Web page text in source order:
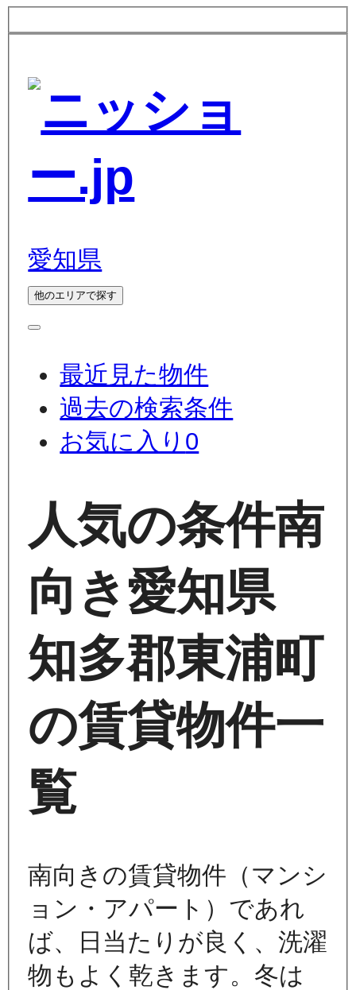
愛知県
他のエリアで探す
最近見た物件
過去の検索条件
お気に入り 0
人気の条件南
向き愛知県
知多郡東浦町
の賃貸物件一
覧
南向きの賃貸物件（マンシ
ョン・アパート）であれ
ば、日当たりが良く、洗濯
物もよく乾きます。冬は